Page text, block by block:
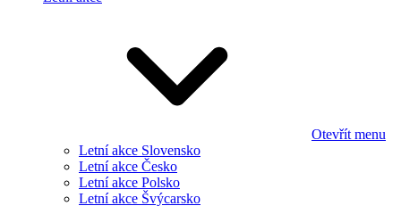
Otevřít menu
Letní akce Slovensko
Letní akce Česko
Letní akce Polsko
Letní akce Švýcarsko